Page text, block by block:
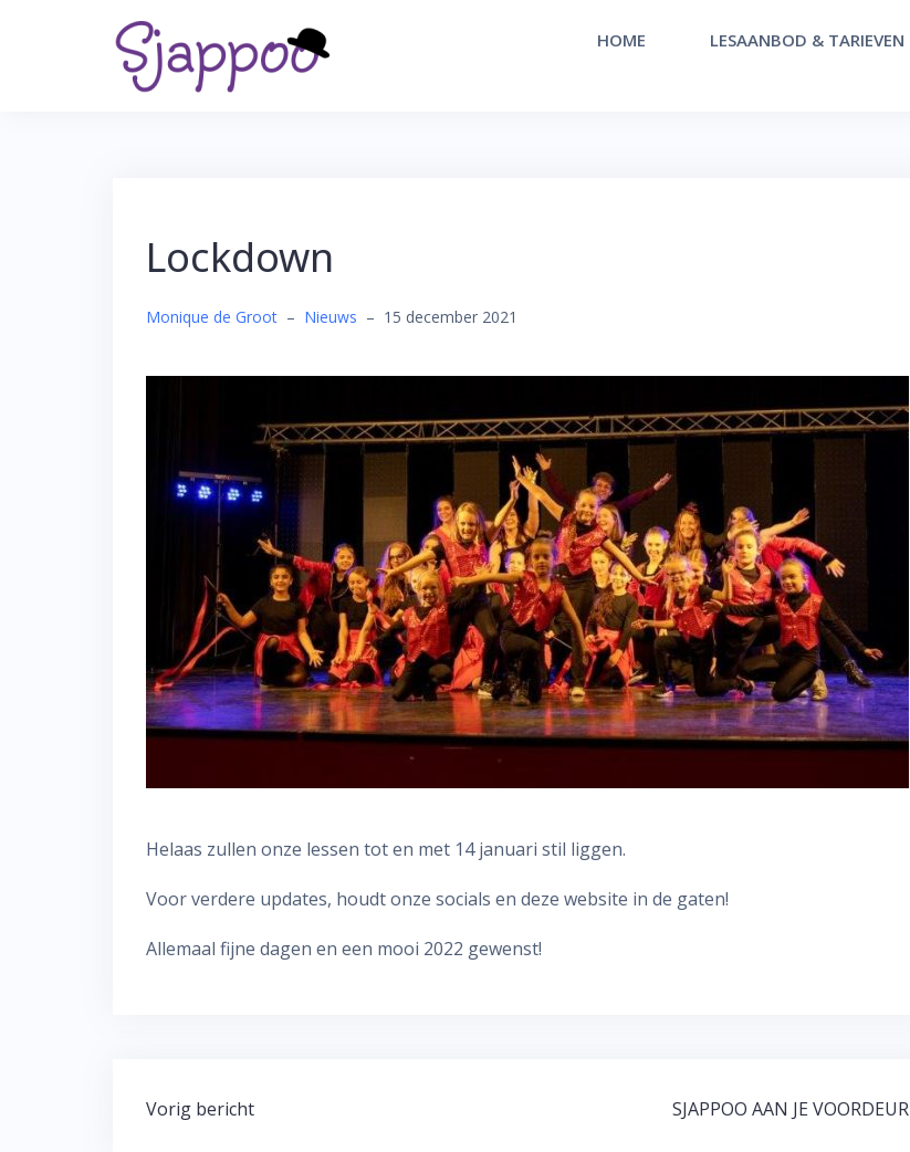
HOME LESAANBOD & TARIEVEN
Lockdown
Monique de Groot – Nieuws – 15 december 2021
Helaas zullen onze lessen tot en met 14 januari stil liggen.
Voor verdere updates, houdt onze socials en deze website in de gaten!
Allemaal fijne dagen en een mooi 2022 gewenst!
Bericht
Vorig bericht SJAPPOO AAN JE VOORDEUR